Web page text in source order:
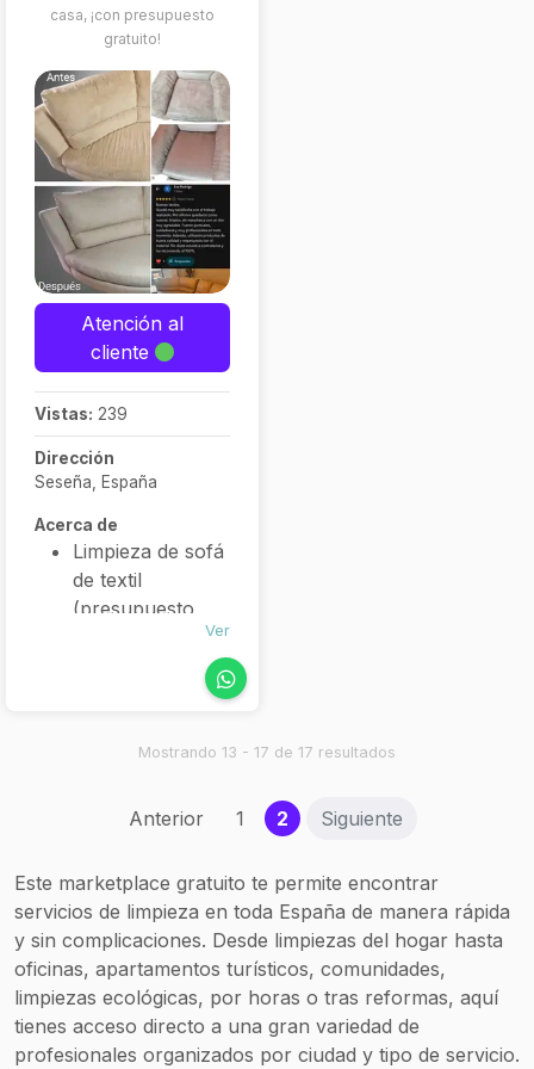
casa, ¡con presupuesto
gratuito!
Atención al
cliente
Vistas: 239
Dirección
Seseña, España
Acerca de
Limpieza de sofá
de textil
(presupuesto
personalizado)
Limpieza de sofá
de piel o polipiel
desinfección de
Limpieza de
coche
Evaluación y
presupuesto sin
coste ni
compromiso
Atención y
Ver
Mostrando 13 - 17 de 17 resultados
Anterior 1 2(current)
Siguiente
Este marketplace gratuito te permite encontrar
servicios de limpieza en toda España de manera rápida
y sin complicaciones. Desde limpiezas del hogar hasta
oficinas, apartamentos turísticos, comunidades,
limpiezas ecológicas, por horas o tras reformas, aquí
tienes acceso directo a una gran variedad de
profesionales organizados por ciudad y tipo de servicio.